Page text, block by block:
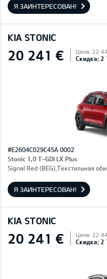
Я ЗАИНТЕРЕСОВАН!
KIA STONIC
20 241 € Цена: 22
Скидка: 2
#E2604C029C45A 0002
Stonic 1,0 T-GDI LX Plus
Signal Red (BEG),Текстильная
Я ЗАИНТЕРЕСОВАН!
KIA STONIC
20 241 € Цена: 22
Скидка: 2